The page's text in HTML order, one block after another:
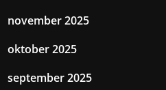
november 2025
oktober 2025
september 2025